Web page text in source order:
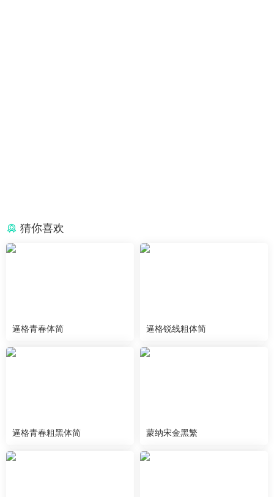
猜你喜欢
逼格青春体简 逼格锐线粗体简
逼格青春粗黑体简 蒙纳宋金黑繁